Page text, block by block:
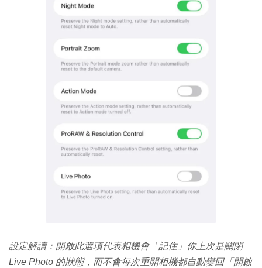
設定解讀：開啟此選項代表相機會「記住」你上次是關閉
Live Photo 的狀態，而不會每次重開相機都自動變回「開啟